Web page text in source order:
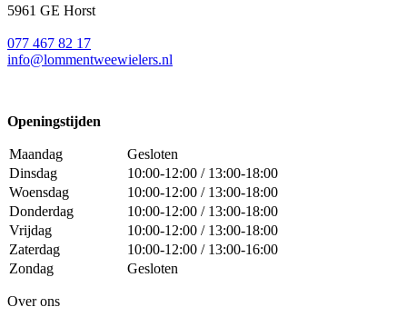
5961 GE Horst
077 467 82 17
info@lommentweewielers.nl
Openingstijden
Maandag
Gesloten
Dinsdag
10:00-12:00 / 13:00-18:00
Woensdag
10:00-12:00 / 13:00-18:00
Donderdag
10:00-12:00 / 13:00-18:00
Vrijdag
10:00-12:00 / 13:00-18:00
Zaterdag
10:00-12:00 / 13:00-16:00
Zondag
Gesloten
Over ons